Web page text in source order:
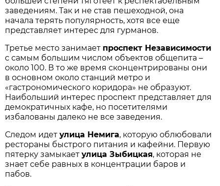
заведениям. Так и не став пешеходной, она
начала терять популярность, хотя все еще
представляет интерес для гурманов.
Третье место занимает проспект Независимости
с самым большим числом объектов общепита –
около 100. В то же время сконцентрированы они
в основном около станций метро и
«гастрономического коридора» не образуют.
Наибольший интерес проспект представляет для
демократичных кафе, но посетителями
избалованы далеко не все заведения.
Следом идетулица Немига, которую облюбовали
рестораны быстрого питания и кафейни. Первую
пятерку замыкаетулица Зыбицкая, которая не
знает себе равных в концентрации баров и
пабов.